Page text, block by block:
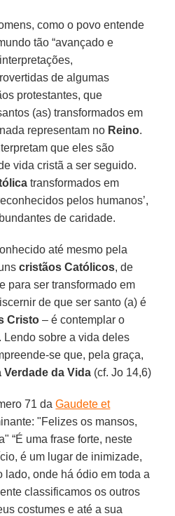
como o povo entende
tão “avançado e
de algumas
protestantes, que
(as) transformados em
representam no Reino.
que eles são
vida cristã a ser seguido.
transformados em
pelos humanos’,
de caridade.
até mesmo pela
cristãos Católicos, de
para ser transformado em
de que ser santo (a) é
Cristo – é contemplar o
Lendo sobre a vida deles
se que, pela graça,
Verdade da Vida (cf. Jo 14,6)
71 daGaudete et
"Felizes os mansos,
“É uma frase forte, neste
é um lugar de inimizade,
lado, onde há ódio em toda a
classificamos os outros
costumes e até a sua